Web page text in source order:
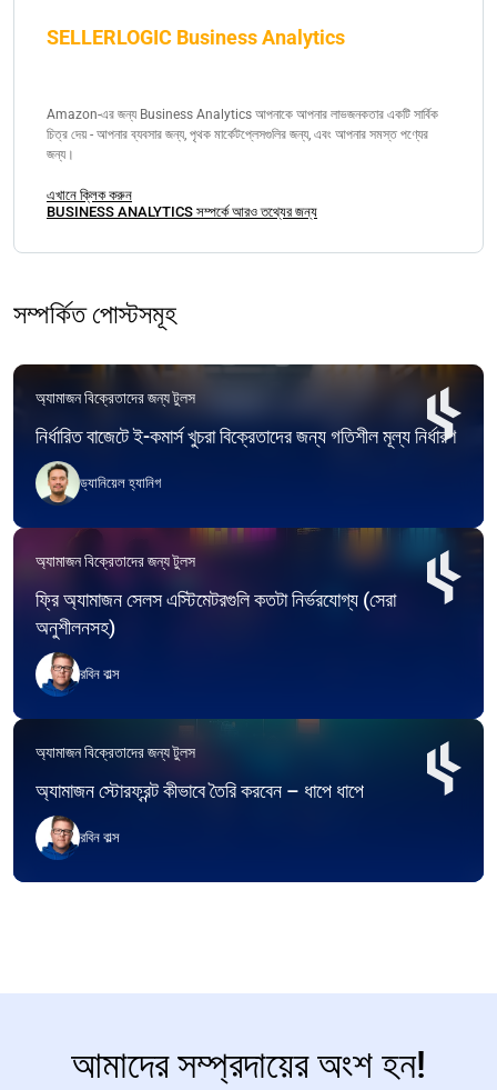
SELLERLOGIC Business Analytics
Amazon-এর জন্য Business Analytics আপনাকে আপনার লাভজনকতার একটি সার্বিক
চিত্র দেয় - আপনার ব্যবসার জন্য, পৃথক মার্কেটপ্লেসগুলির জন্য, এবং আপনার সমস্ত পণ্যের
জন্য।
এখানে ক্লিক করুন
BUSINESS ANALYTICS সম্পর্কে আরও তথ্যের জন্য
সম্পর্কিত পোস্টসমূহ
অ্যামাজন বিক্রেতাদের জন্য টুলস
নির্ধারিত বাজেটে ই-কমার্স খুচরা বিক্রেতাদের জন্য গতিশীল মূল্য নির্ধারণ
ড্যানিয়েল হ্যানিগ
অ্যামাজন বিক্রেতাদের জন্য টুলস
ফ্রি অ্যামাজন সেলস এস্টিমেটরগুলি কতটা নির্ভরযোগ্য (সেরা
অনুশীলনসহ)
রবিন বাল্স
অ্যামাজন বিক্রেতাদের জন্য টুলস
অ্যামাজন স্টোরফ্রন্ট কীভাবে তৈরি করবেন – ধাপে ধাপে
রবিন বাল্স
আমাদের সম্প্রদায়ের অংশ হন!